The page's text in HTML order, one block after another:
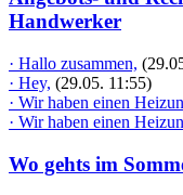
Handwerker
· Hallo zusammen,
· Hey, (29.05. 11:55)
· Wir haben einen
· Wir haben einen
Wo gehts im